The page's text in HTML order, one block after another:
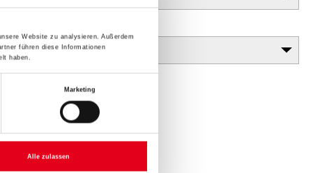
Website zu analysieren. Außerdem
führen diese Informationen
haben.
Marketing
Alle zulassen